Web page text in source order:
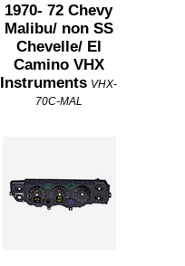
1970- 72 Chevy
Malibu/ non SS
Chevelle/ El
Camino VHX
Instruments VHX-
70C-MAL